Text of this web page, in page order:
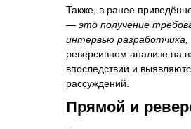
Также, в ранее
— это получение
интервью
реверсивном анализе на
впоследствии и
рассуждений.
Прямой и